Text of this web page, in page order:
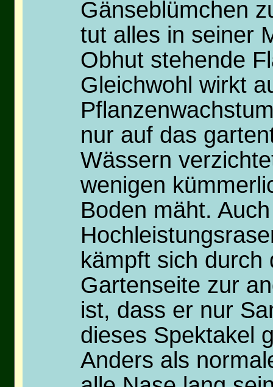
Gänseblümchen
tut alles in seiner
Obhut stehende
Gleichwohl wirkt
nur auf das
Wässern
wenigen
Boden mäht.
kämpft sich durch
Gartenseite zur
ist, dass er nur
dieses Spektakel
Anders als